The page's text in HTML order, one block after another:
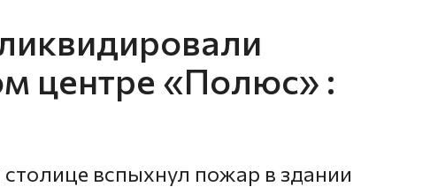
центре «Полюс» :
вспыхнул пожар в здании